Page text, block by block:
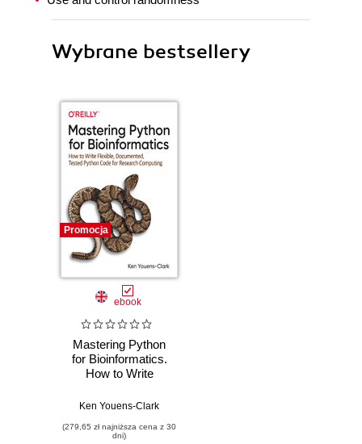
Wybrane bestsellery
Promocja
ebook
Mastering Python
for Bioinformatics.
How to Write
Documented,
Code for Research
Ken Youens-Clark
(279,65 zł najniższa cena z 30
dni)